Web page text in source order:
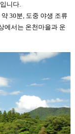
니다.
30분, 도중 야생 조류
에서는 온천마을과 운